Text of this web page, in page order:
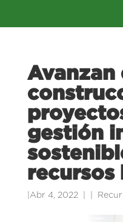
Avanzan
gestión
recursos
Abr 4, 2022